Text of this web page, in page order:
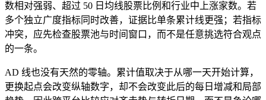
数相对强弱、超过 50 日均线股票比例和行业中上涨家数。若
多个独立广度指标同时改善，证据比单条累计线更强；若指标
冲突，应先检查股票池与时间窗口，而不是任意挑选符合观点
的一条。
AD 线也没有天然的零轴。累计值取决于从哪一天开始计算，
更换起点会改变纵轴数字，却不会改变此后的每日增减和局部